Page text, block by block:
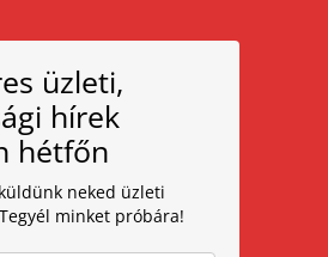
üzleti,
hírek
hétfőn
neked üzleti
minket próbára!